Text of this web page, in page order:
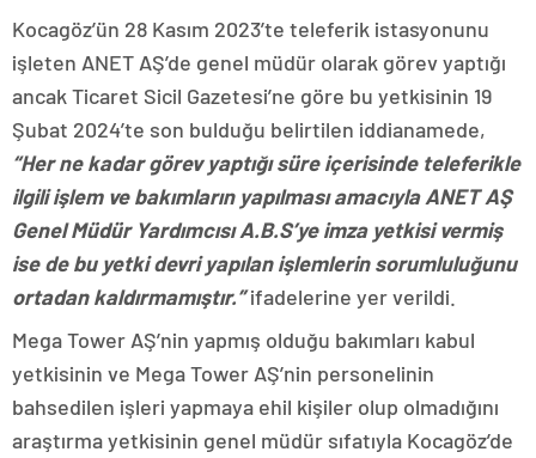
Kocagöz’ün 28 Kasım 2023’te teleferik istasyonunu
işleten ANET AŞ’de genel müdür olarak görev yaptığı
ancak Ticaret Sicil Gazetesi’ne göre bu yetkisinin 19
Şubat 2024’te son bulduğu belirtilen iddianamede,
“Her ne kadar görev yaptığı süre içerisinde teleferikle
ilgili işlem ve bakımların yapılması amacıyla ANET AŞ
Genel Müdür Yardımcısı A.B.S’ye imza yetkisi vermiş
ise de bu yetki devri yapılan işlemlerin sorumluluğunu
ortadan kaldırmamıştır.”ifadelerine yer verildi.
Mega Tower AŞ’nin yapmış olduğu bakımları kabul
yetkisinin ve Mega Tower AŞ’nin personelinin
bahsedilen işleri yapmaya ehil kişiler olup olmadığını
araştırma yetkisinin genel müdür sıfatıyla Kocagöz’de